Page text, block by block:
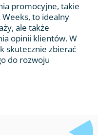
promocyjne, takie
Weeks, to idealny
ale także
opinii klientów. W
skutecznie zbierać
do rozwoju